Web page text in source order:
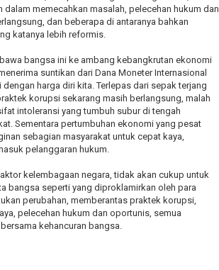
memecahkan masalah, pelecehan hukum dan
dan beberapa di antaranya bahkan
katanya lebih reformis.
bangsa ini ke ambang kebangkrutan ekonomi
suntikan dari Dana Moneter Internasional
harga diri kita. Terlepas dari sepak terjang
korupsi sekarang masih berlangsung, malah
intoleransi yang tumbuh subur di tengah
Sementara pertumbuhan ekonomi yang pesat
sebagian masyarakat untuk cepat kaya,
pelanggaran hukum.
kelembagaan negara, tidak akan cukup untuk
bangsa seperti yang diproklamirkan oleh para
perubahan, memberantas praktek korupsi,
pelecehan hukum dan oportunis, semua
kehancuran bangsa.